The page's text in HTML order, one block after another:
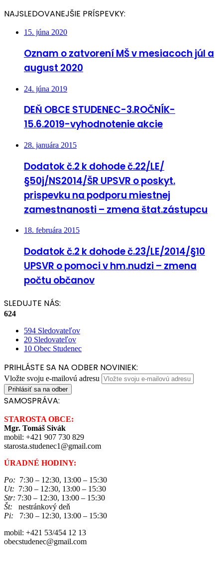
NAJSLEDOVANEJŠIE PRÍSPEVKY:
15. júna 2020
Oznam o zatvorení MŠ v mesiacoch júl a
august 2020
24. júna 2019
DEŇ OBCE STUDENEC-3.ROČNÍK-
15.6.2019-vyhodnotenie akcie
28. januára 2015
Dodatok č.2 k dohode č.22/LE/
§50j/NS2014/ŠR UPSVR o poskyt.
prispevku na podporu miestnej
zamestnanosti – zmena štat.zástupcu
18. februára 2015
Dodatok č.2 k dohode č.23/LE/2014/§10
UPSVR o pomoci v hm.nudzi – zmena
počtu občanov
SLEDUJTE NÁS:
624
594 Sledovateľov
20 Sledovateľov
10 Obec Studenec
PRIHLÁSTE SA NA ODBER NOVINIEK:
Vložte svoju e-mailovú adresu
SAMOSPRÁVA:
STAROSTA OBCE:
Mgr. Tomáš Sivák
mobil: +421 907 730 829
starosta.studenec1@gmail.com
ÚRADNÉ HODINY:
Po: 7:30 – 12:30, 13:00 – 15:30
Ut: 7:30 – 12:30, 13:00 – 15:30
Str: 7:30 – 12:30, 13:00 – 15:30
Št: nestránkový deň
Pi: 7:30 – 12:30, 13:00 – 15:30
mobil: +421 53/454 12 13
obecstudenec@gmail.com